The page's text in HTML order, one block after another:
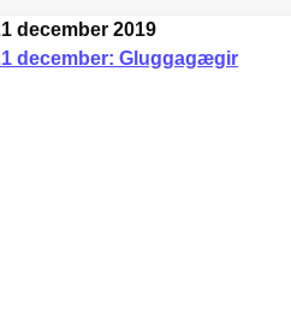
december 2019
december: Gluggagægir